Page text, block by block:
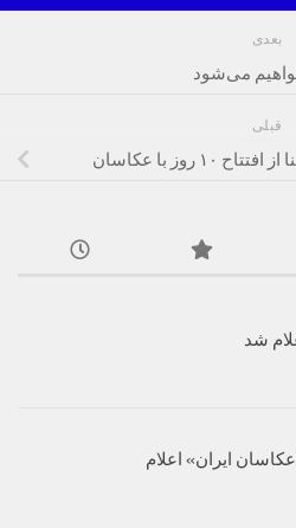
بعدی
می‌شود
قبلی
روز با عکاسان
شد
«۱۰ روز با عکاسان ایران» اعلام